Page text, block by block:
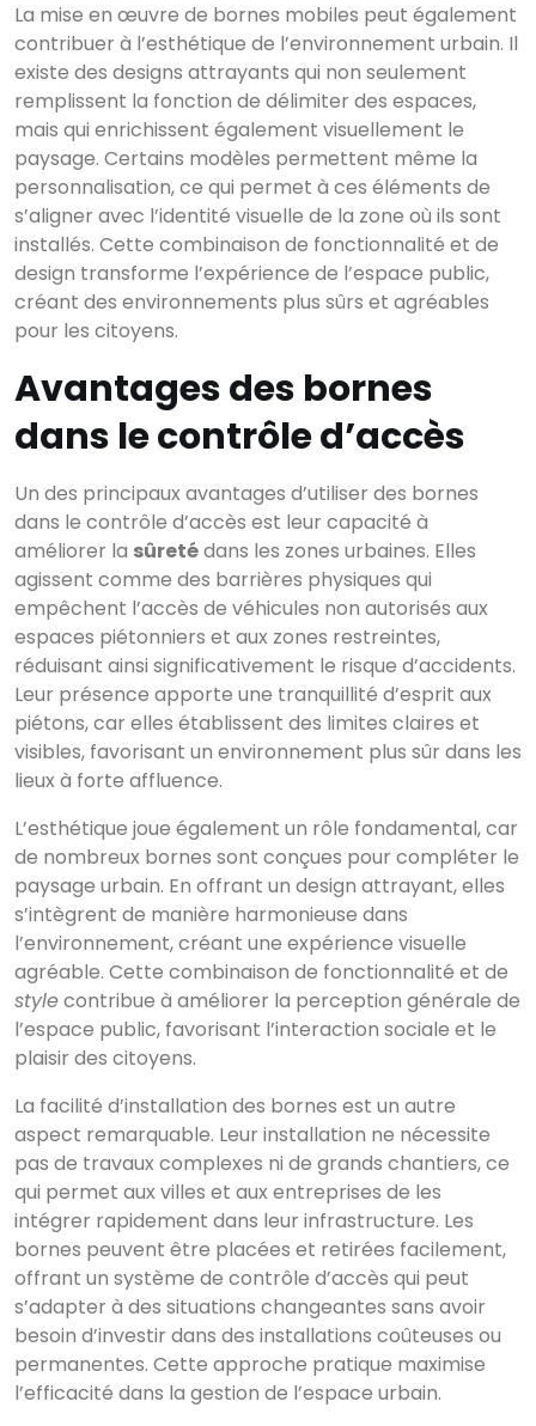
La mise en œuvre de bornes mobiles peut également
contribuer à l’esthétique de l’environnement urbain. Il
existe des designs attrayants qui non seulement
remplissent la fonction de délimiter des espaces,
mais qui enrichissent également visuellement le
paysage. Certains modèles permettent même la
personnalisation, ce qui permet à ces éléments de
s’aligner avec l’identité visuelle de la zone où ils sont
installés. Cette combinaison de fonctionnalité et de
design transforme l’expérience de l’espace public,
créant des environnements plus sûrs et agréables
pour les citoyens.
Avantages des bornes
dans le contrôle d’accès
Un des principaux avantages d’utiliser des bornes
dans le contrôle d’accès est leur capacité à
améliorer la sûretédans les zones urbaines. Elles
agissent comme des barrières physiques qui
empêchent l’accès de véhicules non autorisés aux
espaces piétonniers et aux zones restreintes,
réduisant ainsi significativement le risque d’accidents.
Leur présence apporte une tranquillité d’esprit aux
piétons, car elles établissent des limites claires et
visibles, favorisant un environnement plus sûr dans les
lieux à forte affluence.
L’esthétique joue également un rôle fondamental, car
de nombreux bornes sont conçues pour compléter le
paysage urbain. En offrant un design attrayant, elles
s’intègrent de manière harmonieuse dans
l’environnement, créant une expérience visuelle
agréable. Cette combinaison de fonctionnalité et de
stylecontribue à améliorer la perception générale de
l’espace public, favorisant l’interaction sociale et le
plaisir des citoyens.
La facilité d’installation des bornes est un autre
aspect remarquable. Leur installation ne nécessite
pas de travaux complexes ni de grands chantiers, ce
qui permet aux villes et aux entreprises de les
intégrer rapidement dans leur infrastructure. Les
bornes peuvent être placées et retirées facilement,
offrant un système de contrôle d’accès qui peut
s’adapter à des situations changeantes sans avoir
besoin d’investir dans des installations coûteuses ou
permanentes. Cette approche pratique maximise
l’efficacité dans la gestion de l’espace urbain.